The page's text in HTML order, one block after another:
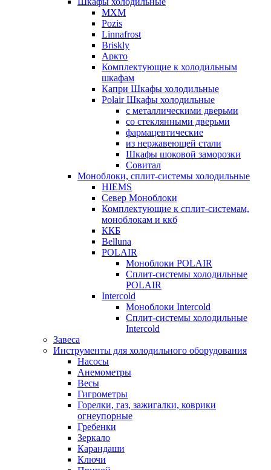
МХМ
Pozis
Linnafrost
Briskly
Аркто
Комплектующие к холодильным
шкафам
Капри Шкафы холодильные
Polair Шкафы холодильные
с металлическими дверьми
со стеклянными дверьми
фармацевтические
из нержавеющей стали
Шкафы шоковой заморозки
Совитал
Моноблоки, сплит-системы холодильные
HIEMS
Север Моноблоки
Комплектующие к сплит-системам,
моноблокам и ккб
ККБ
Belluna
POLAIR
Моноблоки POLAIR
Сплит-системы холодильные
POLAIR
Intercold
Моноблоки Intercold
Сплит-системы холодильные
Intercold
Завеса
Инструменты для холодильного оборудования
Насосы
Анемометры
Весы
Гигрометры
Горелки, газ, зажигалки, коврики
огнеупорные
Гребенки
Зеркало
Карандаши
Ключи